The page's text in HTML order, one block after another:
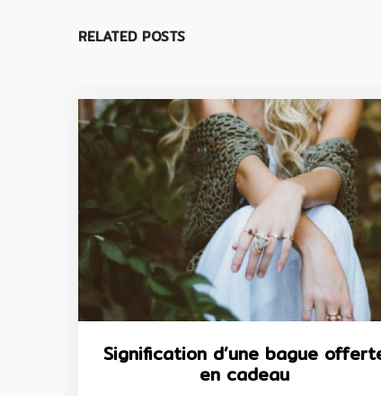
RELATED POSTS
Signification d’une bague
en cadeau